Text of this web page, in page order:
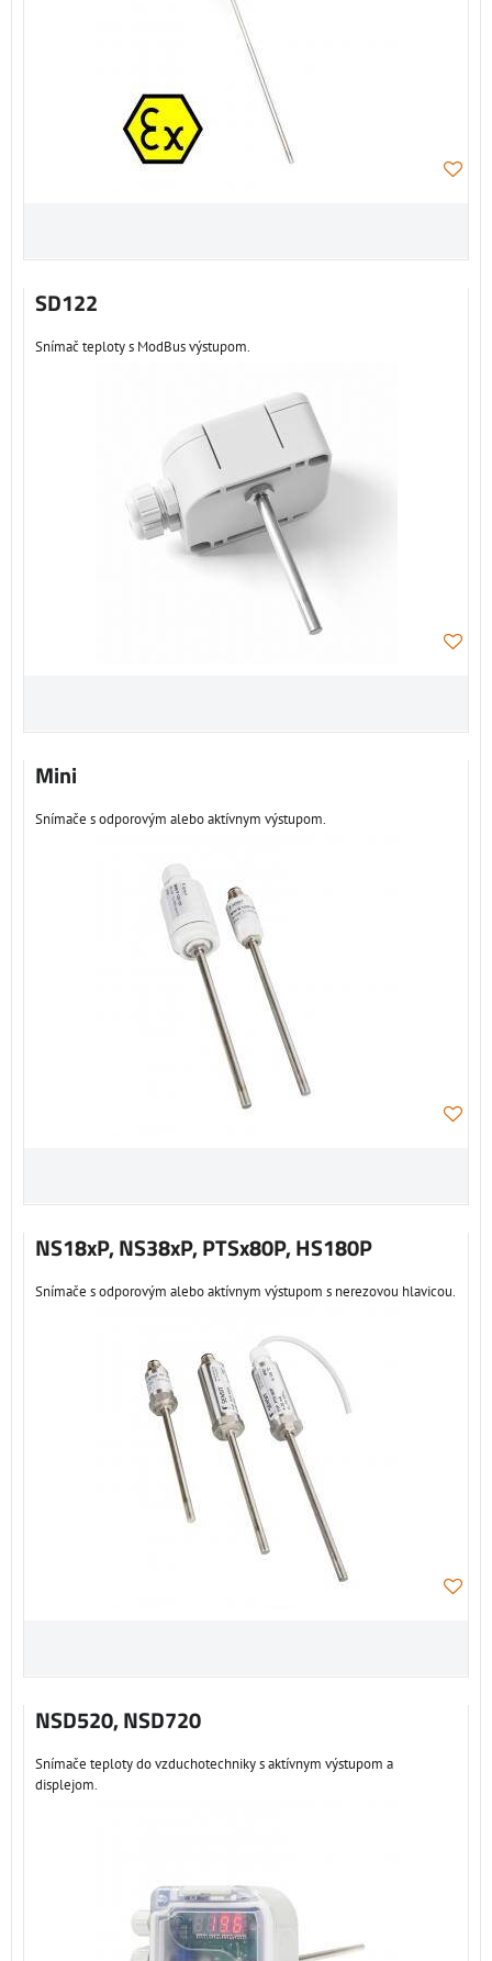
SD122
Snímač teploty s ModBus výstupom.
Mini
Snímače s odporovým alebo aktívnym výstupom.
NS18xP, NS38xP, PTSx80P, HS180P
Snímače s odporovým alebo aktívnym výstupom s nerezovou hlavicou.
NSD520, NSD720
Snímače teploty do vzduchotechniky s aktívnym výstupom a
displejom.